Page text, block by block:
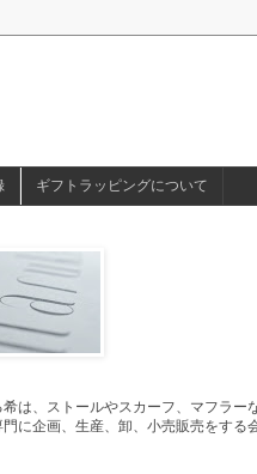
ギフトラッピングについて
は、ストールやスカーフ、マフラー
門に企画、生産、卸、小売販売をする